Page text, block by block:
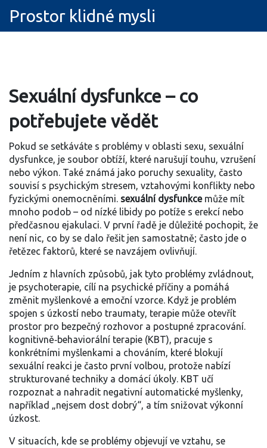
Prostor klidné mysli
Sexuální dysfunkce – co
potřebujete vědět
Pokud se setkáváte s problémy v oblasti sexu, sexuální
dysfunkce, je soubor obtíží, které narušují touhu, vzrušení
nebo výkon. Také známá jako poruchy sexuality, často
souvisí s psychickým stresem, vztahovými konflikty nebo
fyzickými onemocněními. sexuální dysfunkcemůže mít
mnoho podob – od nízké libidy po potíže s erekcí nebo
předčasnou ejakulaci. V první řadě je důležité pochopit, že
není nic, co by se dalo řešit jen samostatně; často jde o
řetězec faktorů, které se navzájem ovlivňují.
Jedním z hlavních způsobů, jak tyto problémy zvládnout,
je psychoterapie, cílí na psychické příčiny a pomáhá
změnit myšlenkové a emoční vzorce. Když je problém
spojen s úzkostí nebo traumaty, terapie může otevřít
prostor pro bezpečný rozhovor a postupné zpracování.
kognitivně‑behaviorální terapie (KBT), pracuje s
konkrétními myšlenkami a chováním, které blokují
sexuální reakci je často první volbou, protože nabízí
strukturované techniky a domácí úkoly. KBT učí
rozpoznat a nahradit negativní automatické myšlenky,
například „nejsem dost dobrý“, a tím snižovat výkonní
úzkost.
V situacích, kde se problémy objevují ve vztahu, se